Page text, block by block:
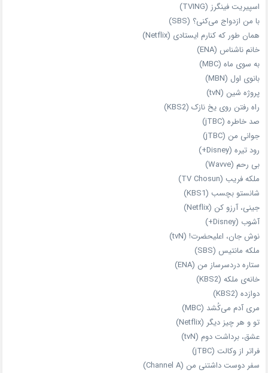
اسپیریت فینگرز (TVING)
با من ازدواج می‌کنی؟ (SBS)
همان‌ طور که کنارم ایستادی (Netflix)
خانم ناشناس (ENA)
به سوی ماه (MBC)
بانوی اول (MBN)
پروژه شین (tvN)
راه رفتن روی یخ نازک (KBS2)
صد خاطره (jTBC)
جوانی من (jTBC)
رود تیره (Disney+)
بی‌ رحم (Wavve)
ملکه فریب (TV Chosun)
شانستو بچسب (KBS1)
جینی، آرزو کن (Netflix)
آشوب (Disney+)
نوش جان، اعلیحضرت! (tvN)
ملکه‌ مانتیس (SBS)
ستاره دردسرساز من (ENA)
خانه‌ی ملکه (KBS2)
دوازده (KBS2)
مری آدم می‌کُشد (MBC)
تو و هر چیز دیگر (Netflix)
عشق، برداشت دوم (tvN)
فراتر از وکالت (jTBC)
سفر دوست‌ داشتنی من (Channel A)